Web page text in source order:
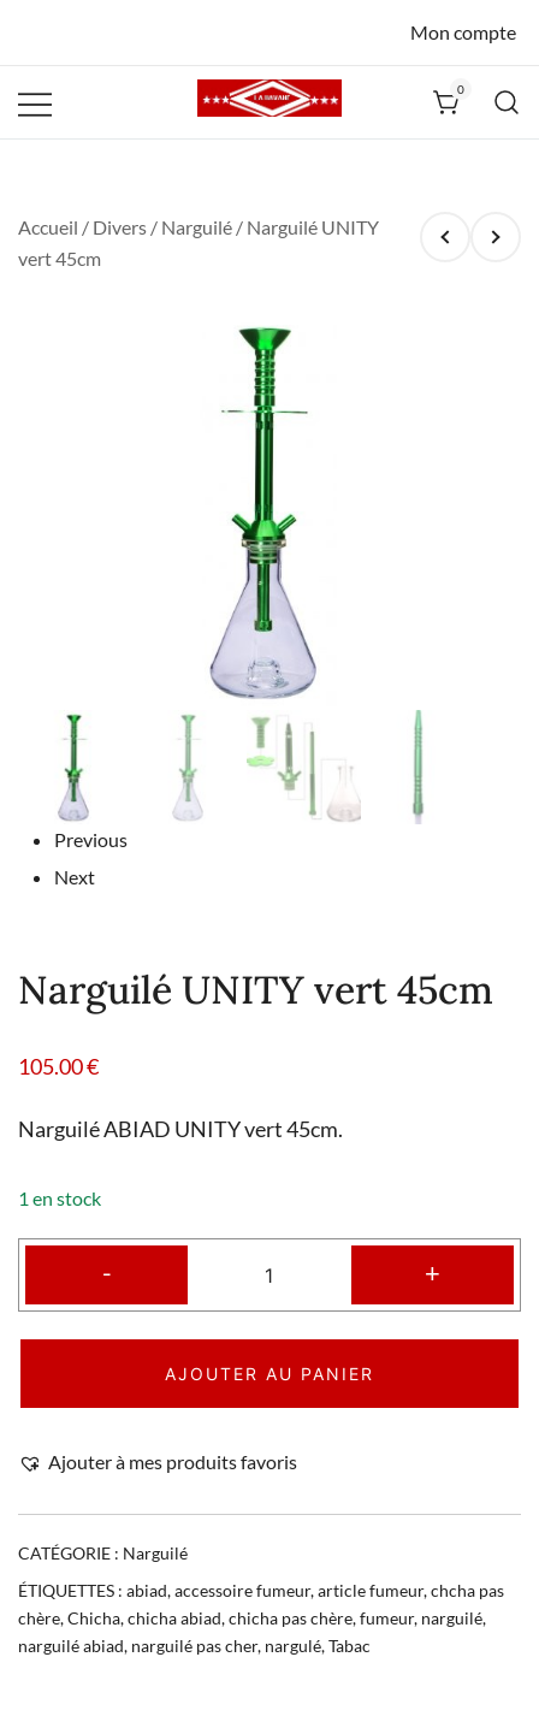
Mon compte
0
Accueil / Divers / Narguilé / Narguilé UNITY
vert 45cm
Previous
Next
Narguilé UNITY vert 45cm
105.00€
Narguilé ABIAD UNITY vert 45cm.
1 en stock
- +
AJOUTER AU PANIER
Ajouter à mes produits favoris
CATÉGORIE : Narguilé
ÉTIQUETTES : abiad,accessoire fumeur,article fumeur,chcha pas
chère,Chicha,chicha abiad,chicha pas chère,fumeur, narguilé,
narguilé abiad, narguilé pas cher, nargulé,Tabac